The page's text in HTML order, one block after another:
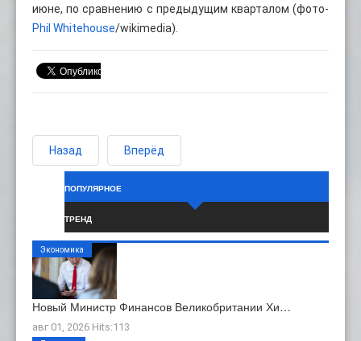
июне, по сравнению с предыдущим кварталом (фото-
Phil Whitehouse/wikimedia).
Назад Вперёд
ПОПУЛЯРНОЕ
ТРЕНД
Новый Министр Финансов Великобритании Хи…
авг 01, 2026 Hits:113
Экономика